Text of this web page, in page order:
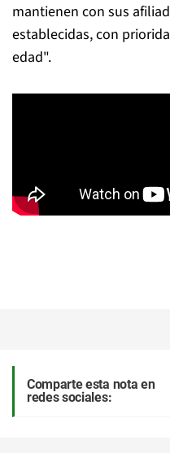
mantienen con sus
establecidas, con
edad".
Comparte esta nota en
redes sociales: